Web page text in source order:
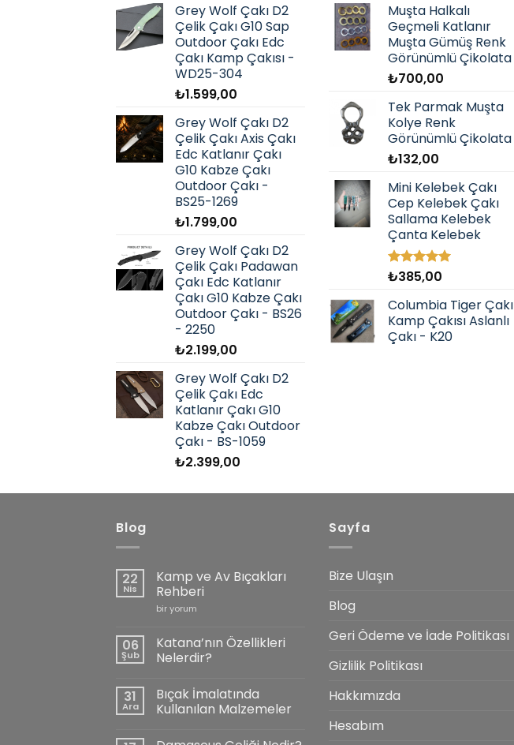
Grey Wolf Çakı D2
Çelik Çakı G10 Sap
Outdoor Çakı Edc
Çakı Kamp Çakısı -
WD25-304
₺1.599,00
Grey Wolf Çakı D2
Çelik Çakı Axis Çakı
Edc Katlanır Çakı
G10 Kabze Çakı
Outdoor Çakı -
BS25-1269
₺1.799,00
Grey Wolf Çakı D2
Çelik Çakı Padawan
Çakı Edc Katlanır
Çakı G10 Kabze Çakı
Outdoor Çakı - BS26
- 2250
₺2.199,00
Grey Wolf Çakı D2
Çelik Çakı Edc
Katlanır Çakı G10
Kabze Çakı Outdoor
Çakı - BS-1059
₺2.399,00
Muşta Halkalı
Geçmeli Katlanır
Muşta Gümüş Renk
Görünümlü Çikolata
₺700,00
Tek Parmak Muşta
Kolye Renk
Görünümlü Çikolata
₺132,00
Mini Kelebek Çakı
Cep Kelebek Çakı
Sallama Kelebek
Çanta Kelebek
5 üzerinden
aldı
₺385,00
Columbia Tiger Çakı
Kamp Çakısı Aslanlı
Çakı - K20
Blog
22
Nis
Kamp ve Av Bıçakları
Rehberi
Kamp
Bıçakları
Rehberi
için
bir yorum
06
Şub
Katana’nın Özellikleri
Nelerdir?
Katana’nın
Özellikleri
Nelerdir?
31
Ara
Bıçak İmalatında
Kullanılan Malzemeler
Sayfa
Bize Ulaşın
Blog
Geri Ödeme ve İade Politikası
Gizlilik Politikası
Hakkımızda
Hesabım